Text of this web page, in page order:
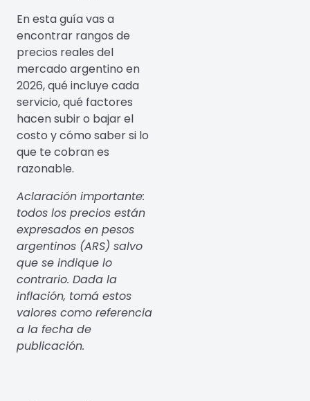
En esta guía vas a
encontrar rangos de
precios reales del
mercado argentino en
2026, qué incluye cada
servicio, qué factores
hacen subir o bajar el
costo y cómo saber si lo
que te cobran es
razonable.
Aclaración importante:
todos los precios están
expresados en pesos
argentinos (ARS) salvo
que se indique lo
contrario. Dada la
inflación, tomá estos
valores como referencia
a la fecha de
publicación.